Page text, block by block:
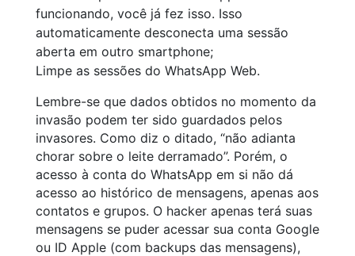
funcionando, você já fez isso. Isso
automaticamente desconecta uma sessão
aberta em outro smartphone;
Limpe as sessões do WhatsApp Web.
Lembre-se que dados obtidos no momento da
invasão podem ter sido guardados pelos
invasores. Como diz o ditado, “não adianta
chorar sobre o leite derramado”. Porém, o
acesso à conta do WhatsApp em si não dá
acesso ao histórico de mensagens, apenas aos
contatos e grupos. O hacker apenas terá suas
mensagens se puder acessar sua conta Google
ou ID Apple (com backups das mensagens),